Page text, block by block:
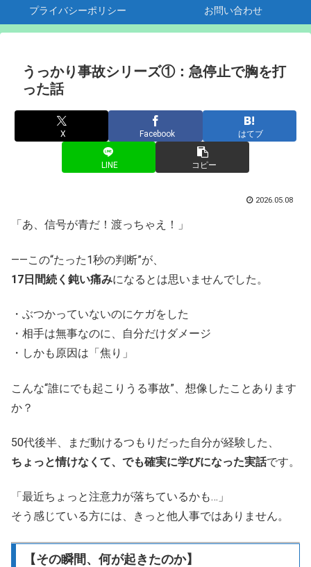
プライバシーポリシー お問い合わせ
うっかり事故シリーズ①：急停止で胸を打
った話
X Facebook はてブ
LINE コピー
2026.05.08
「あ、信号が青だ！渡っちゃえ！」
――この“たった1秒の判断”が、
17日間続く鈍い痛みになるとは思いませんでした。
・ぶつかっていないのにケガをした
・相手は無事なのに、自分だけダメージ
・しかも原因は「焦り」
こんな“誰にでも起こりうる事故”、想像したことあります
か？
50代後半、まだ動けるつもりだった自分が経験した、
ちょっと情けなくて、でも確実に学びになった実話です。
「最近ちょっと注意力が落ちているかも…」
そう感じている方には、きっと他人事ではありません。
【その瞬間、何が起きたのか】